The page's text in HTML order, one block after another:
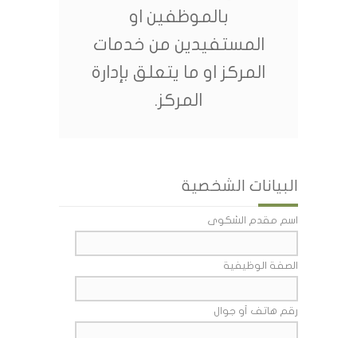
بالموظفين او
المستفيدين من خدمات
المركز او ما يتعلق بإدارة
المركز.
البيانات الشخصية
اسم مقدم الشكوى
الصفة الوظيفية
رقم هاتف أو جوال